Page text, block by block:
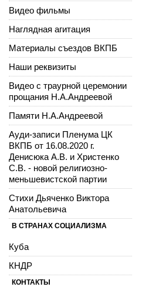
Видео фильмы
Наглядная агитация
Материалы съездов ВКПБ
Наши реквизиты
Видео с траурной церемонии
прощания Н.А.Андреевой
Памяти Н.А.Андреевой
Ауди-записи Пленума ЦК
ВКПБ от 16.08.2020 г.
Денисюка А.В. и Христенко
С.В. - новой религиозно-
меньшевистской партии
Стихи Дьяченко Виктора
Анатольевича
В СТРАНАХ СОЦИАЛИЗМА
Куба
КНДР
КОНТАКТЫ